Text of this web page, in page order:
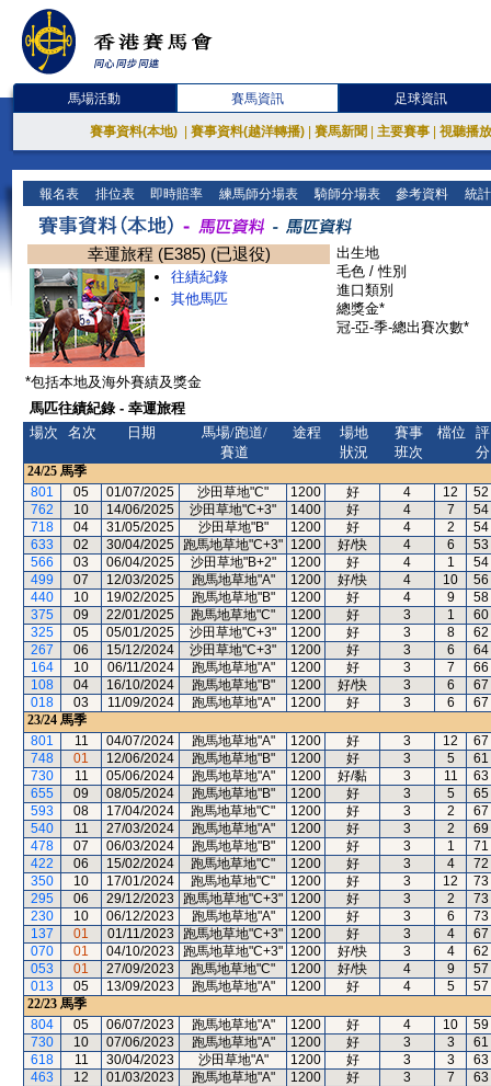
馬場活動 賽馬資訊 足球資訊
賽事資料(本地) 賽事資料(越洋轉播) 賽馬新聞 主要賽事 視聽播
報名表 排位表 即時賠率 練馬師分場表 騎師分場表 參考資料 統
幸運旅程 (E385) (已退役)
往績紀錄
其他馬匹
出生地
毛色 / 性別
進口類別
總獎金*
冠-亞-季-總出賽次數*
*包括本地及海外賽績及獎金
馬匹往績紀錄 - 幸運旅程
場次
名次 日期
馬場/跑道/
賽道
途程
場地
狀況
賽事
班次
檔位
評
分
24/25 馬季
801
05 01/07/2025 沙田草地"C" 1200 好 4 12
52
762
10 14/06/2025 沙田草地"C+3" 1400 好 4 7
54
718
04 31/05/2025 沙田草地"B" 1200 好 4 2
54
633
02 30/04/2025 跑馬地草地"C+3" 1200 好/快 4 6
53
566
03 06/04/2025 沙田草地"B+2" 1200 好 4 1
54
499
07 12/03/2025 跑馬地草地"A" 1200 好/快 4 10
56
440
10 19/02/2025 跑馬地草地"B" 1200 好 4 9
58
375
09 22/01/2025 跑馬地草地"C" 1200 好 3 1
60
325
05 05/01/2025 沙田草地"C+3" 1200 好 3 8
62
267
06 15/12/2024 沙田草地"C+3" 1200 好 3 6
64
164
10 06/11/2024 跑馬地草地"A" 1200 好 3 7
66
108
04 16/10/2024 跑馬地草地"B" 1200 好/快 3 6
67
018
03 11/09/2024 跑馬地草地"A" 1200 好 3 6
67
23/24 馬季
801
11 04/07/2024 跑馬地草地"A" 1200 好 3 12
67
748
01 12/06/2024 跑馬地草地"B" 1200 好 3 5
61
730
11 05/06/2024 跑馬地草地"A" 1200 好/黏 3 11
63
655
09 08/05/2024 跑馬地草地"B" 1200 好 3 5
65
593
08 17/04/2024 跑馬地草地"C" 1200 好 3 2
67
540
11 27/03/2024 跑馬地草地"A" 1200 好 3 2
69
478
07 06/03/2024 跑馬地草地"B" 1200 好 3 1
71
422
06 15/02/2024 跑馬地草地"C" 1200 好 3 4
72
350
10 17/01/2024 跑馬地草地"C" 1200 好 3 12
73
295
06 29/12/2023 跑馬地草地"C+3" 1200 好 3 2
73
230
10 06/12/2023 跑馬地草地"A" 1200 好 3 6
73
137
01 01/11/2023 跑馬地草地"C+3" 1200 好 3 4
67
070
01 04/10/2023 跑馬地草地"C+3" 1200 好/快 3 4
62
053
01 27/09/2023 跑馬地草地"C" 1200 好/快 4 9
57
013
05 13/09/2023 跑馬地草地"A" 1200 好 4 5
57
22/23 馬季
804
05 06/07/2023 跑馬地草地"A" 1200 好 4 10
59
730
10 07/06/2023 跑馬地草地"A" 1200 好 3 3
61
618
11 30/04/2023 沙田草地"A" 1200 好 3 3
63
463
12 01/03/2023 跑馬地草地"A" 1200 好 3 7
63